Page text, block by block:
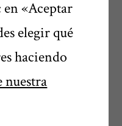
elAviso Legal
.
propia
de 18 años
«Aceptar
elegir qué
haciendo
nuestra